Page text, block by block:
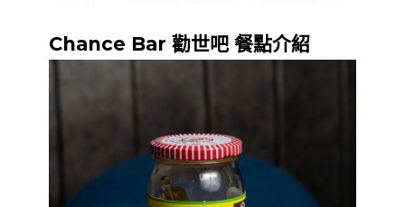
Chance Bar 勸世吧 餐點介紹